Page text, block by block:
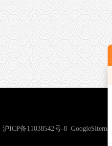
沪ICP备11038542号-8 GoogleSitemap